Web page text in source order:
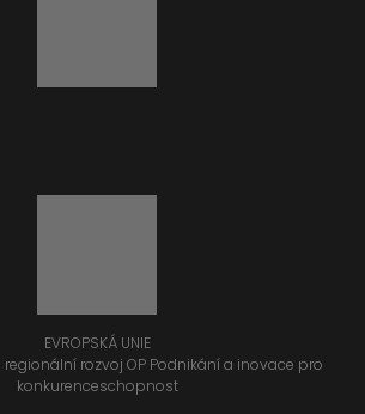
EVROPSKÁ UNIE
rozvoj OP Podnikání a inovace pro
konkurenceschopnost